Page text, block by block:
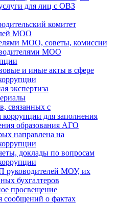
для лиц с ОВЗ
комитет
МОО
МОО, советы, комиссии
МОО
и иные акты в сфере
экспертиза
связанных с
коррупции для заполнения
образования АГО
направлена на
доклады по вопросам
руководителей МОУ, их
бухгалтеров
просвещение
сообщений о фактах